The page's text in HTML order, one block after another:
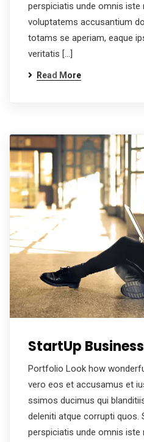
perspiciatis unde omnis iste
voluptatems accusantium
totams se aperiam, eaque
veritatis […]
Read More
StartUp Business
Portfolio Look how
vero eos et accusamus et
ssimos ducimus qui
deleniti atque corrupti quos.
perspiciatis unde omnis iste